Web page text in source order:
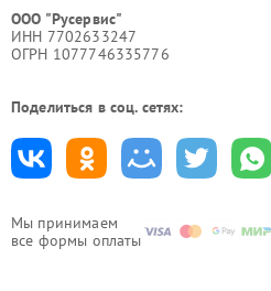
Мы принимаем
все формы оплаты
ООО "Русервис"
ИНН 7702633247
ОГРН 1077746335776
Поделиться в соц. сетях: